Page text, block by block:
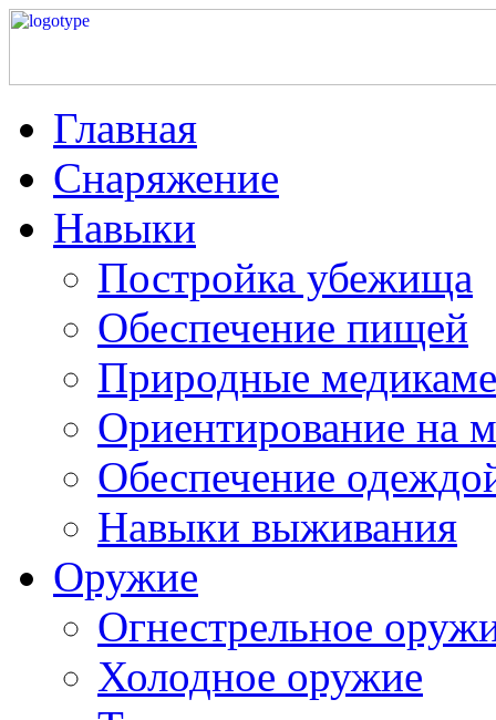
Главная
Снаряжение
Навыки
Постройка убежища
Обеспечение пищей
Природные
Ориентирование на
Обеспечение
Навыки выживания
Оружие
Огнестрельное
Холодное оружие